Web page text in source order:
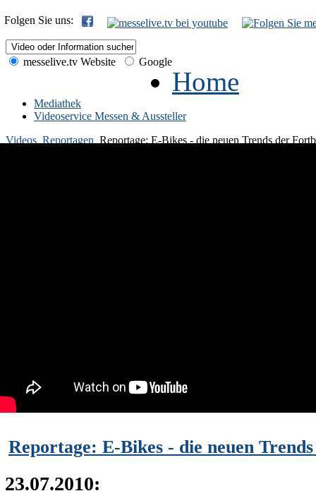
Folgen Sie uns:
messelive.tv Website Google
Home
Mediathek
Videoservice Messen & Aussteller
Videos Reportagen Reportage: E-Bikes - die neuen Trends der
Reportage: E-Bikes - die neuen
23.07.2010: